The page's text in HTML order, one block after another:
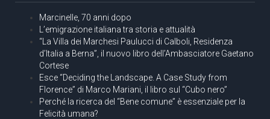
Marcinelle, 70 anni dopo
L’emigrazione italiana tra storia e attualità
“La Villa dei Marchesi Paulucci di Calboli, Residenza
d’Italia a Berna”, il nuovo libro dell’Ambasciatore Gaetano
Cortese
Esce “Deciding the Landscape. A Case Study from
Florence” di Marco Mariani, il libro sul “Cubo nero”
Perché la ricerca del “Bene comune” è essenziale per la
Felicità umana?